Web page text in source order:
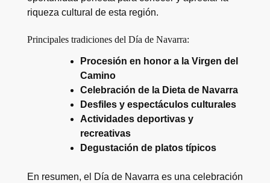
riqueza cultural de esta región.
Principales tradiciones del Día de Navarra:
Procesión en honor a la Virgen del
Camino
Celebración de la Dieta de Navarra
Desfiles y espectáculos culturales
Actividades deportivas y
recreativas
Degustación de platos típicos
En resumen, el Día de Navarra es una celebración